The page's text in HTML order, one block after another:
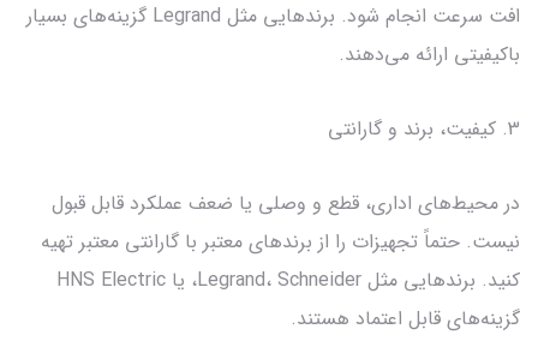
افت سرعت انجام شود. برندهایی مثل Legrand گزینه‌های بسیار
باکیفیتی ارائه می‌دهند.
3. کیفیت، برند و گارانتی
در محیط‌های اداری، قطع و وصلی یا ضعف عملکرد قابل قبول
نیست. حتماً تجهیزات را از برندهای معتبر با گارانتی معتبر تهیه
کنید. برندهایی مثل Legrand، Schneider، یا HNS Electric
گزینه‌های قابل اعتماد هستند.